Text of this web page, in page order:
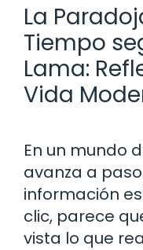
La
Tiempo
Lama:
Vida
En un mundo
avanza a
información
clic, parece
vista lo que